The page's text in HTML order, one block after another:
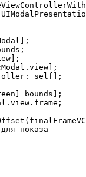
self];
bounds];
показа